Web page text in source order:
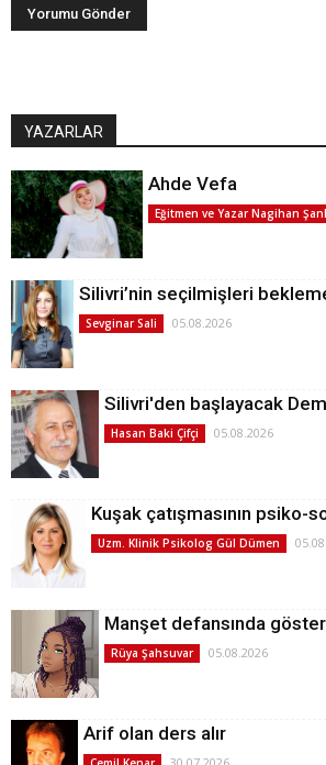
YAZARLAR
Ahde Vefa
Eğitmen ve Yazar Nagihan
Silivri’nin seçilmişleri
Sevginar Sali 05.08.2026
Silivri'den başlayacak
Hasan Baki Çifçi 05.08.2026
Kuşak çatışmasının psiko-
Uzm. Klinik Psikolog Gül Dümen
Manşet defansında
Rüya Şahsuvar 05.08.2026
Arif olan ders alır